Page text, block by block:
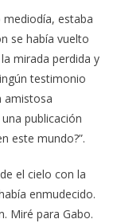
mediodía, estaba
se había vuelto
mirada perdida y
testimonio
amistosa
publicación
este mundo?”.
el cielo con la
enmudecido.
Miré para Gabo.